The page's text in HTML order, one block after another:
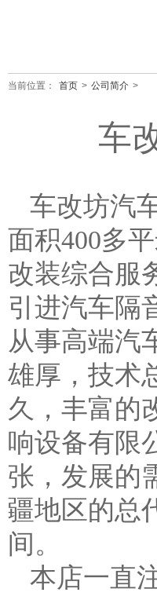
当前位置： 首页 > 公司简介 >
车
车改坊汽
面积400多
改装综合服
引进汽车隔
从事高端汽
雄厚，技术
久，丰富的
响设备有限
张，发展的
疆地区的总
间。
本店一直